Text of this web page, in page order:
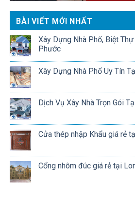
BÀI VIẾT MỚI NHẤT
Xây Dựng Nhà Phố, Biệt
Phước
Xây Dựng Nhà Phố Uy Tín
Dịch Vụ Xây Nhà Trọn Gói
Cửa thép nhập Khẩu giá rẻ
Cổng nhôm đúc giá rẻ tại